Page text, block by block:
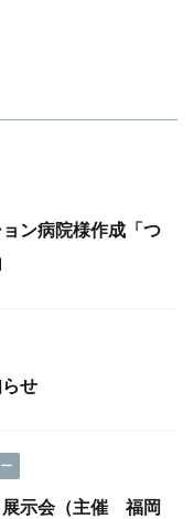
ン病院様作成「つ
せ
展示会（主催 福岡